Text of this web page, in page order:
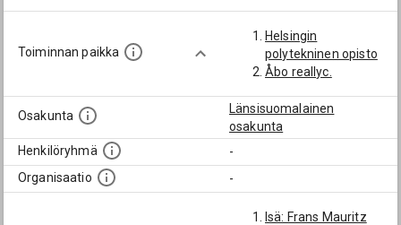
Toiminnan paikka
Helsingin
polytekninen opisto
Åbo reallyc.
Osakunta
Länsisuomalainen
osakunta
Henkilöryhmä
-
Organisaatio
-
Isä: Frans Mauritz